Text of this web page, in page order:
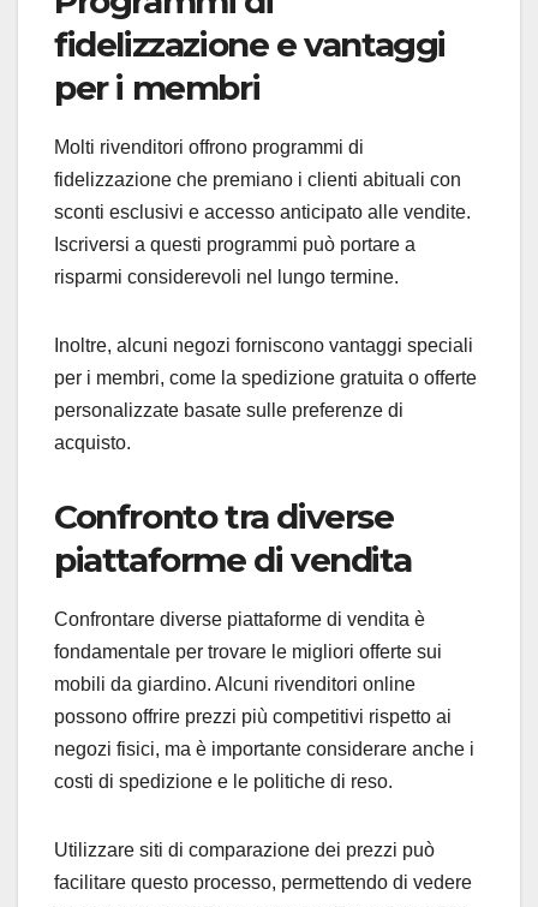
fidelizzazione e vantaggi
per i membri
Molti rivenditori offrono programmi di
fidelizzazione che premiano i clienti abituali con
sconti esclusivi e accesso anticipato alle vendite.
Iscriversi a questi programmi può portare a
risparmi considerevoli nel lungo termine.
Inoltre, alcuni negozi forniscono vantaggi speciali
per i membri, come la spedizione gratuita o offerte
personalizzate basate sulle preferenze di
acquisto.
Confronto tra diverse
piattaforme di vendita
Confrontare diverse piattaforme di vendita è
fondamentale per trovare le migliori offerte sui
mobili da giardino. Alcuni rivenditori online
possono offrire prezzi più competitivi rispetto ai
negozi fisici, ma è importante considerare anche i
costi di spedizione e le politiche di reso.
Utilizzare siti di comparazione dei prezzi può
facilitare questo processo, permettendo di vedere